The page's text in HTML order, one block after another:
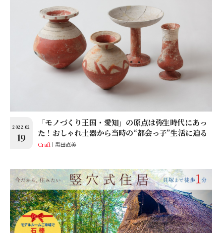
2022.02
19
「モノづくり王国・愛知」の原点は弥生時代にあっ
た！おしゃれ土器から当時の“都会っ子”生活に迫る
Craft 黒田直美